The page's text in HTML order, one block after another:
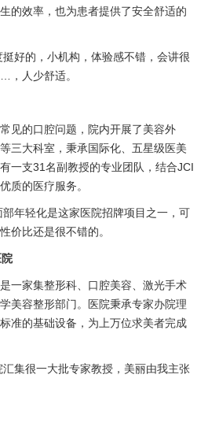
的效率，也为患者提供了安全舒适的
挺好的，小机构，体验感不错，会讲很
，人少舒适。
见的口腔问题，院内开展了美容外
三大科室，秉承国际化、五星级医美
一支31名副教授的专业团队，结合JCI
质的医疗服务。
部年轻化是这家医院招牌项目之一，可
价比还是很不错的。
一家集整形科、口腔美容、激光手术
美容整形部门。医院秉承专家办院理
准的基础设备，为上万位求美者完成
汇集很一大批专家教授，美丽由我主张